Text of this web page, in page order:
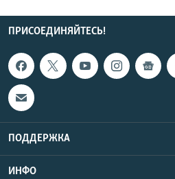
ПРИСОЕДИНЯЙТЕСЬ!
ПОДДЕРЖКА
ИНФО